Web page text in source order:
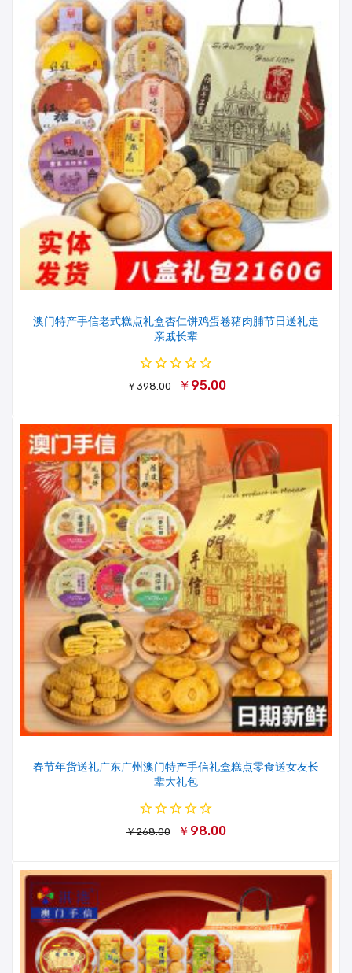
澳门特产手信老式糕点礼盒杏仁饼鸡蛋卷猪肉脯节日送礼走
亲戚长辈
￥398.00 ￥95.00
春节年货送礼广东广州澳门特产手信礼盒糕点零食送女友长
辈大礼包
￥268.00 ￥98.00